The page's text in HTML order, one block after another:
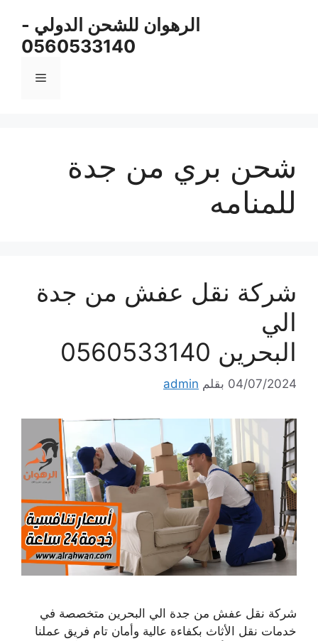
الرهوان للشحن الدولي -
0560533140
القائمة
شحن بري من جدة
للمنامه
شركة نقل عفش من جدة
الي
البحرين 0560533140
04/07/2024 بقلم admin
شركة نقل عفش من جدة الي البحرين متخصصة في
خدمات نقل الأثاث بكفاءة عالية وأمان تام فريق عملنا